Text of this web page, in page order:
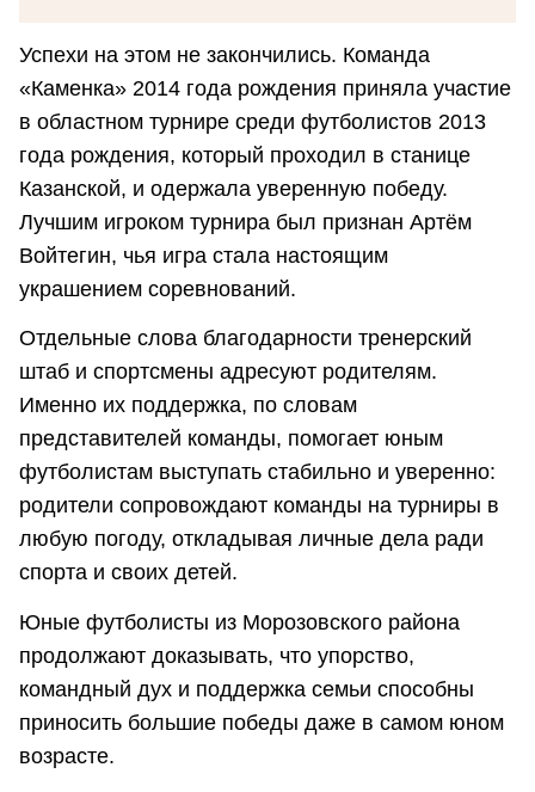
Успехи на этом не закончились. Команда
«Каменка» 2014 года рождения приняла участие
в областном турнире среди футболистов 2013
года рождения, который проходил в станице
Казанской, и одержала уверенную победу.
Лучшим игроком турнира был признан Артём
Войтегин, чья игра стала настоящим
украшением соревнований.
Отдельные слова благодарности тренерский
штаб и спортсмены адресуют родителям.
Именно их поддержка, по словам
представителей команды, помогает юным
футболистам выступать стабильно и уверенно:
родители сопровождают команды на турниры в
любую погоду, откладывая личные дела ради
спорта и своих детей.
Юные футболисты из Морозовского района
продолжают доказывать, что упорство,
командный дух и поддержка семьи способны
приносить большие победы даже в самом юном
возрасте.